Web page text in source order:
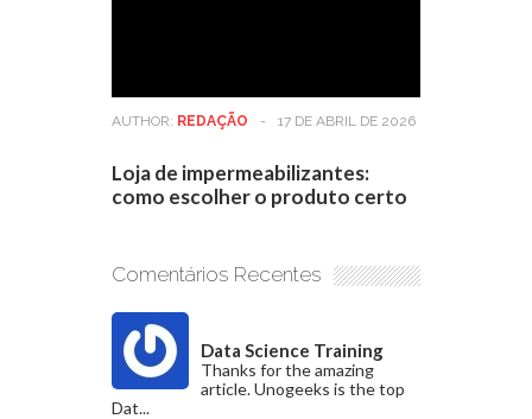
AUTHOR: REDAÇÃO - 17 DE ABRIL DE 2026
Loja de impermeabilizantes:
como escolher o produto certo
Comentários Recentes
Data Science Training
Thanks for the amazing
article. Unogeeks is the top
Dat...